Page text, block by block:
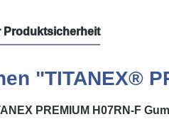
Produktsicherheit
"TITANEX®
PREMIUM H07RN-F